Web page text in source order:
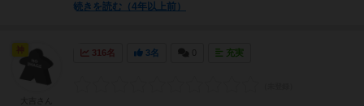
続きを読む（4年以上前）
316名 3名 充実